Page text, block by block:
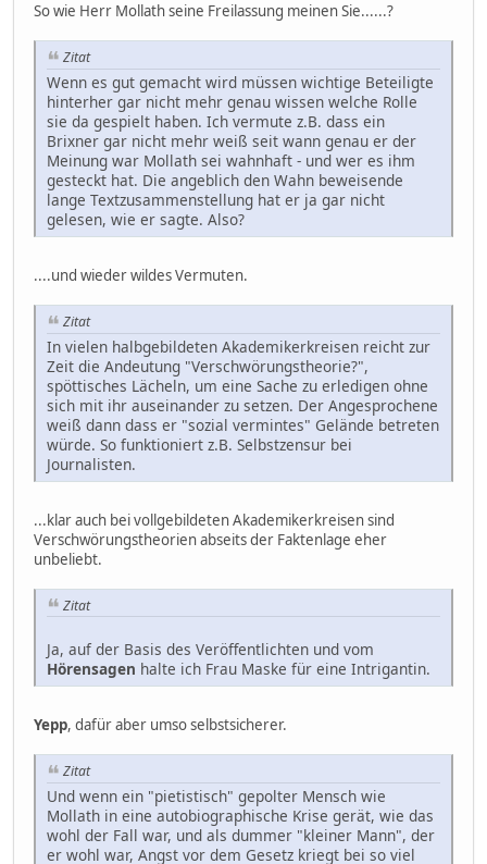
So wie Herr Mollath seine Freilassung meinen Sie......?
Zitat
Wenn es gut gemacht wird müssen wichtige Beteiligte
hinterher gar nicht mehr genau wissen welche Rolle
sie da gespielt haben. Ich vermute z.B. dass ein
Brixner gar nicht mehr weiß seit wann genau er der
Meinung war Mollath sei wahnhaft - und wer es ihm
gesteckt hat. Die angeblich den Wahn beweisende
lange Textzusammenstellung hat er ja gar nicht
gelesen, wie er sagte. Also?
....und wieder wildes Vermuten.
Zitat
In vielen halbgebildeten Akademikerkreisen reicht zur
Zeit die Andeutung "Verschwörungstheorie?",
spöttisches Lächeln, um eine Sache zu erledigen ohne
sich mit ihr auseinander zu setzen. Der Angesprochene
weiß dann dass er "sozial vermintes" Gelände betreten
würde. So funktioniert z.B. Selbstzensur bei
Journalisten.
...klar auch bei vollgebildeten Akademikerkreisen sind
Verschwörungstheorien abseits der Faktenlage eher
unbeliebt.
Zitat
Ja, auf der Basis des Veröffentlichten und vom
Hörensagen halte ich Frau Maske für eine Intrigantin.
Yepp, dafür aber umso selbstsicherer.
Zitat
Und wenn ein "pietistisch" gepolter Mensch wie
Mollath in eine autobiographische Krise gerät, wie das
wohl der Fall war, und als dummer "kleiner Mann", der
er wohl war, Angst vor dem Gesetz kriegt bei so viel